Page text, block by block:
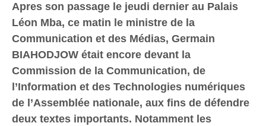
Apres son passage le jeudi dernier au Palais
Léon Mba, ce matin le ministre de la
Communication et des Médias, Germain
BIAHODJOW était encore devant la
Commission de la Communication, de
l’Information et des Technologies numériques
de l’Assemblée nationale, aux fins de défendre
deux textes importants. Notamment les